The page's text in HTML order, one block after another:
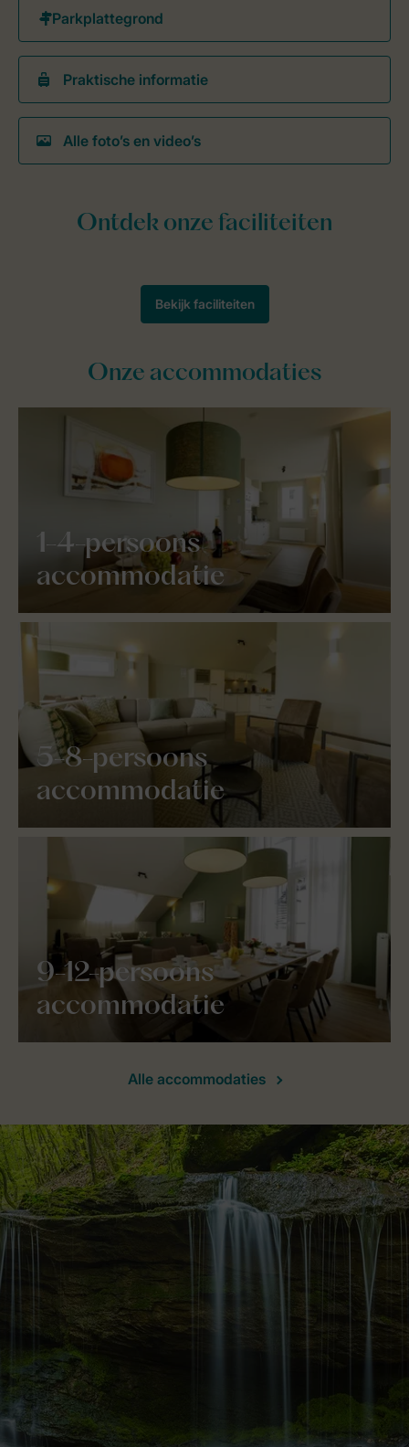
Praktische informatie
Alle foto’s en video’s
Onze accommodaties
1-4-persoons
accommodatie
5-8-persoons
accommodatie
9-12-persoons
accommodatie
Alle accommodaties